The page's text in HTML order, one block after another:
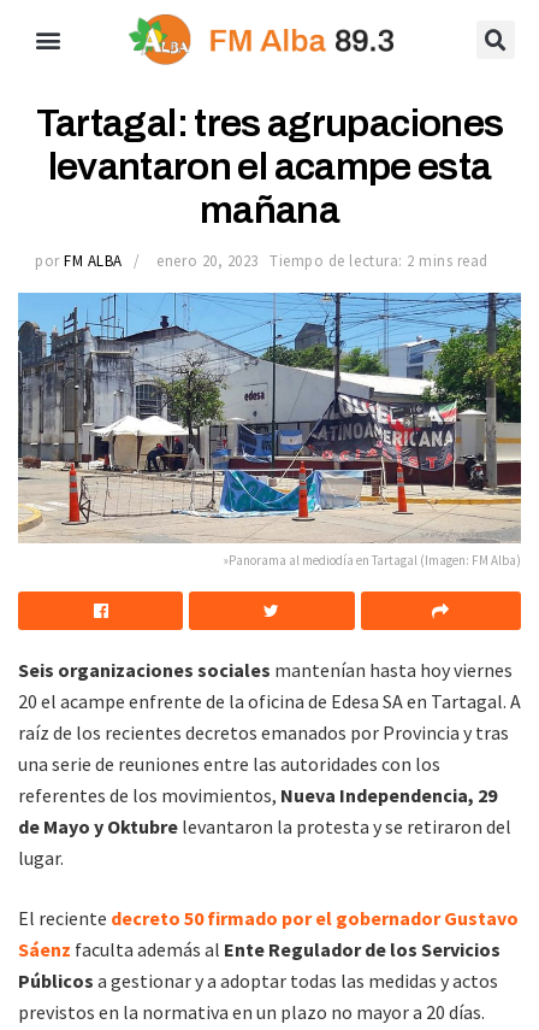
Tartagal: tres agrupaciones
levantaron el acampe esta
mañana
por FM ALBA enero 20, 2023 Tiempo de lectura: 2 mins read
»Panorama al mediodía en Tartagal (Imagen: FM Alba)
Seis organizaciones sociales mantenían hasta hoy viernes
20 el acampe enfrente de la oficina de Edesa SA en Tartagal. A
raíz de los recientes decretos emanados por Provincia y tras
una serie de reuniones entre las autoridades con los
referentes de los movimientos, Nueva Independencia, 29
de Mayo y Oktubre levantaron la protesta y se retiraron del
lugar.
El reciente decreto 50 firmado por el gobernador Gustavo
Sáenz faculta además al Ente Regulador de los Servicios
Públicos a gestionar y a adoptar todas las medidas y actos
previstos en la normativa en un plazo no mayor a 20 días.